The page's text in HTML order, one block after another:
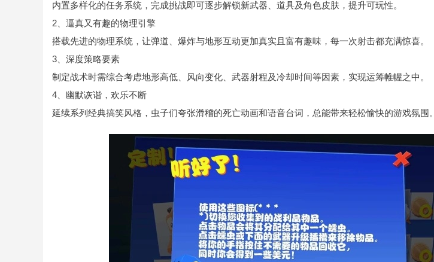
内置多样化的任务系统，完成挑战即可逐步解锁新武器、道具及角色皮肤，提升可玩性。
2、逼真又有趣的物理引擎
搭载先进的物理系统，让弹道、爆炸与地形互动更加真实且富有趣味，每一次射击都充满惊喜。
3、深度策略要素
制定战术时需综合考虑地形高低、风向变化、武器射程及冷却时间等因素，实现运筹帷幄之中。
4、幽默诙谐，欢乐不断
延续系列经典搞笑风格，虫子们夸张滑稽的死亡动画和语音台词，总能带来轻松愉快的游戏氛围。